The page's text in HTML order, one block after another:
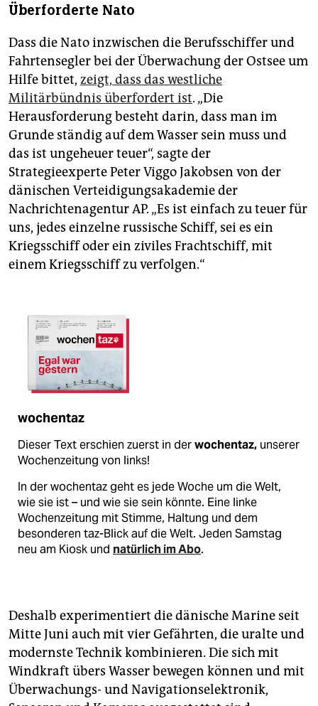
Überforderte Nato
Dass die Nato inzwischen die Berufsschiffer und
Fahrtensegler bei der Überwachung der Ostsee um
Hilfe bittet, zeigt, dass das westliche
Militärbündnis überfordert ist. „Die
Herausforderung besteht darin, dass man im
Grunde ständig auf dem Wasser sein muss und
das ist ungeheuer teuer“, sagte der
Strategieexperte Peter Viggo Jakobsen von der
dänischen Verteidigungsakademie der
Nachrichtenagentur AP. „Es ist einfach zu teuer für
uns, jedes einzelne russische Schiff, sei es ein
Kriegsschiff oder ein ziviles Frachtschiff, mit
einem Kriegsschiff zu verfolgen.“
wochentaz
Dieser Text erschien zuerst in derwochentaz, unserer
Wochenzeitung von links!
In der wochentaz geht es jede Woche um die Welt,
wie sie ist – und wie sie sein könnte. Eine linke
Wochenzeitung mit Stimme, Haltung und dem
besonderen taz-Blick auf die Welt. Jeden Samstag
neu am Kiosk und natürlich im Abo.
Deshalb experimentiert die dänische Marine seit
Mitte Juni auch mit vier Gefährten, die uralte und
modernste Technik kombinieren. Die sich mit
Windkraft übers Wasser bewegen können und mit
Überwachungs- und Navigationselektronik,